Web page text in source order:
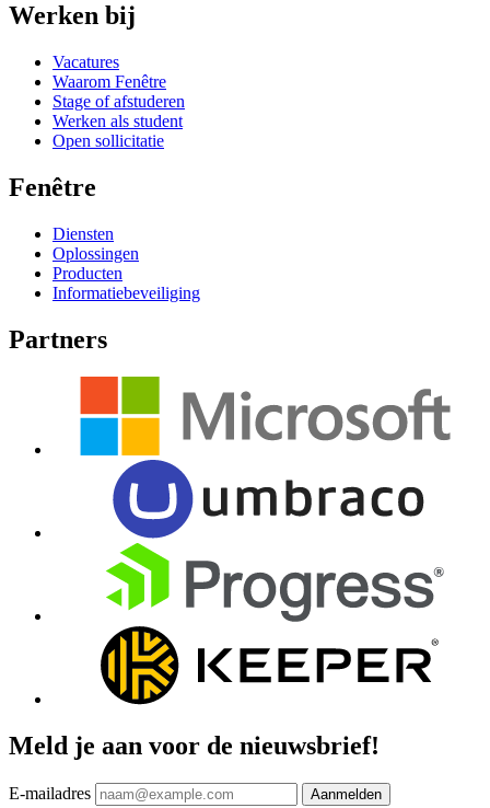
Werken bij
Vacatures
Waarom Fenêtre
Stage of afstuderen
Werken als student
Open sollicitatie
Fenêtre
Diensten
Oplossingen
Producten
Informatiebeveiliging
Partners
Meld je aan voor de nieuwsbrief!
E-mailadres Aanmelden